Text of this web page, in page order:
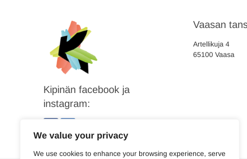
We value your privacy
We use cookies to enhance your browsing experience, serve
Kipinän facebook ja
instagram:
Vaasan
Artellikuja 4
65100 Vaasa